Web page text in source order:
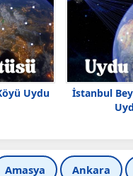
Uydu
İstanbul
Amasya Ankara